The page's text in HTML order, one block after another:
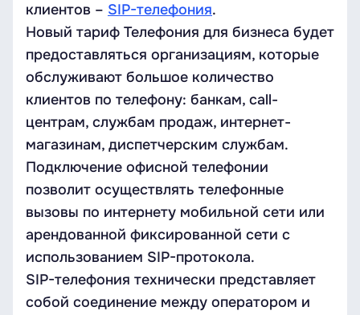
клиентов – SIP-телефония.
Новый тариф Телефония для бизнеса будет
предоставляться организациям, которые
обслуживают большое количество
клиентов по телефону: банкам, call-
центрам, службам продаж, интернет-
магазинам, диспетчерским службам.
Подключение офисной телефонии
позволит осуществлять телефонные
вызовы по интернету мобильной сети или
арендованной фиксированной сети с
использованием SIP-протокола.
SIP-телефония технически представляет
собой соединение между оператором и